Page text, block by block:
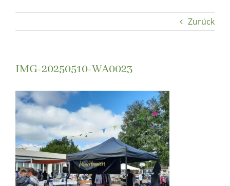
Zurück
IMG-20250510-WA0023